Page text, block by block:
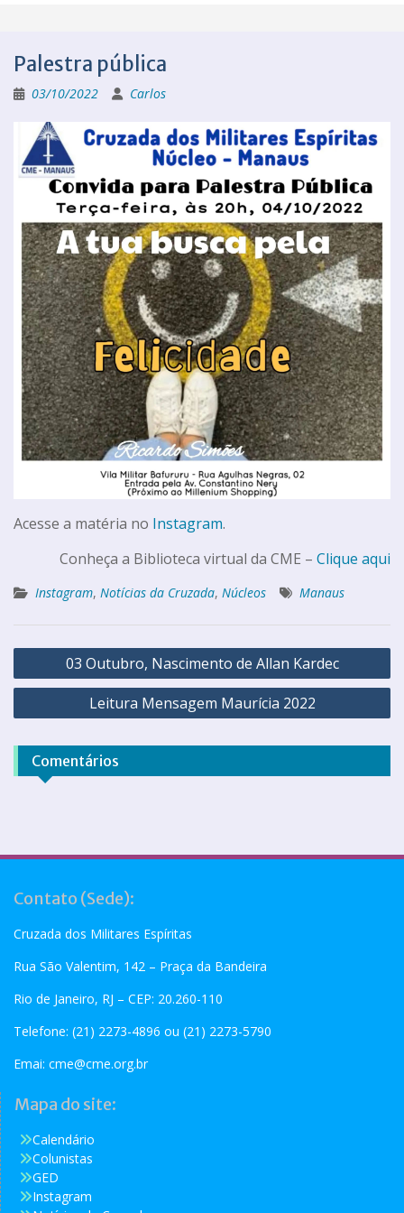
Palestra pública
03/10/2022 Carlos
Acesse a matéria no Instagram.
Conheça a Biblioteca virtual da CME – Clique aqui
Instagram, Notícias da Cruzada, Núcleos Manaus
03 Outubro, Nascimento de Allan Kardec
Leitura Mensagem Maurícia 2022
Comentários
Contato (Sede):
Cruzada dos Militares Espíritas
Rua São Valentim, 142 – Praça da Bandeira
Rio de Janeiro, RJ – CEP: 20.260-110
Telefone: (21) 2273-4896 ou (21) 2273-5790
Emai: cme@cme.org.br
Mapa do site:
Calendário
Colunistas
GED
Instagram